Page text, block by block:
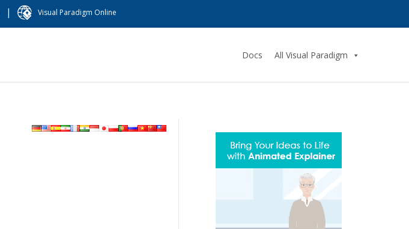
| Visual Paradigm Online
Docs All Visual Paradigm